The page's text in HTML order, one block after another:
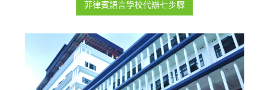
菲律賓語言學校代辦七步驟